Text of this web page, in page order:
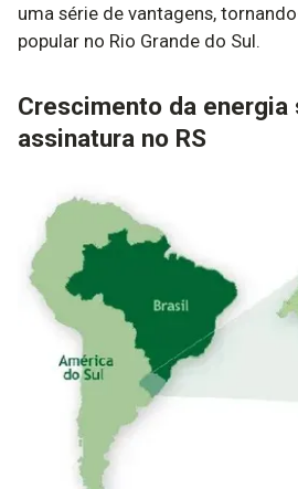
uma série de vantagens,
popular no Rio Grande do Sul.
Crescimento da energia
assinatura no RS